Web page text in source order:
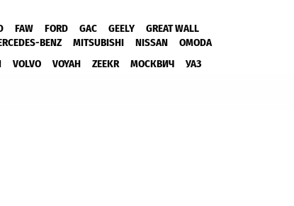
FAW FORD GAC GEELY
GREAT WALL
BENZ MITSUBISHI NISSAN
OMODA
VOLVO VOYAH ZEEKR МОСКВИЧ УАЗ